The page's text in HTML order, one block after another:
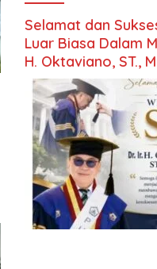
Selamat dan
Luar Biasa Dalam
H. Oktaviano, ST.,